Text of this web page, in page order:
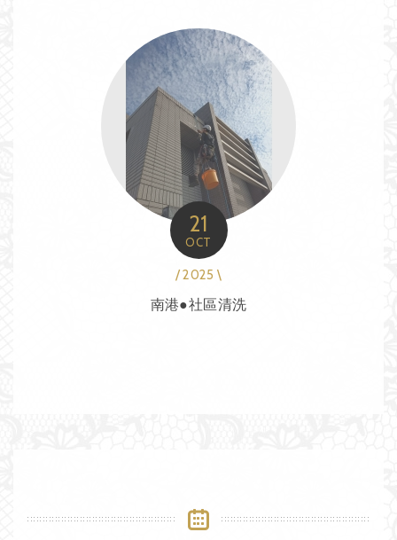
21
OCT
/ 2025 \
南港●社區清洗